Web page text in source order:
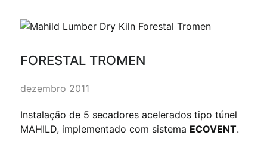
FORESTAL TROMEN
dezembro 2011
Instalação de 5 secadores acelerados tipo túnel
MAHILD, implementado com sistema ECOVENT.